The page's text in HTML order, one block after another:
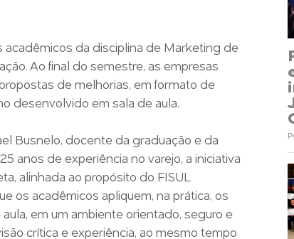
acadêmicos da disciplina de Marketing de
Ao final do semestre, as empresas
de melhorias, em formato de
desenvolvido em sala de aula.
Busnelo, docente da graduação e da
anos de experiência no varejo, a iniciativa
alinhada ao propósito do FISUL
os acadêmicos apliquem, na prática, os
em um ambiente orientado, seguro e
crítica e experiência, ao mesmo tempo